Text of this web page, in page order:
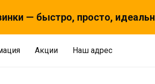
— быстро, просто,
Акции Наш адрес